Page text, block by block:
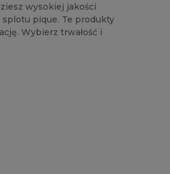
wysokiej jakości
pique. Te produkty
Wybierz trwałość i